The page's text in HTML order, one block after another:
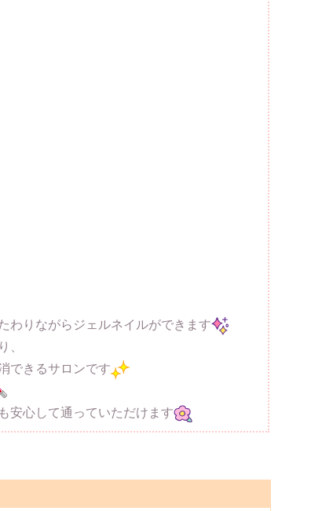
わりながらジェルネイルができます
、
できるサロンです
安心して通っていただけます